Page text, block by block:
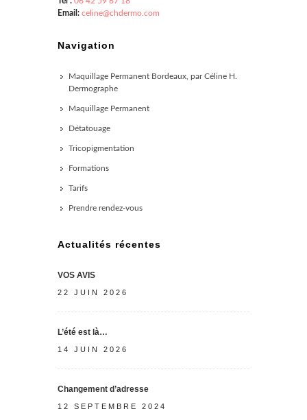
Email: celine@chdermo.com
Navigation
Maquillage Permanent Bordeaux, par Céline H.
Dermographe
Maquillage Permanent
Détatouage
Tricopigmentation
Formations
Tarifs
Prendre rendez-vous
Actualités récentes
VOS AVIS
22 JUIN 2026
L’été est là…
14 JUIN 2026
Changement d’adresse
12 SEPTEMBRE 2024